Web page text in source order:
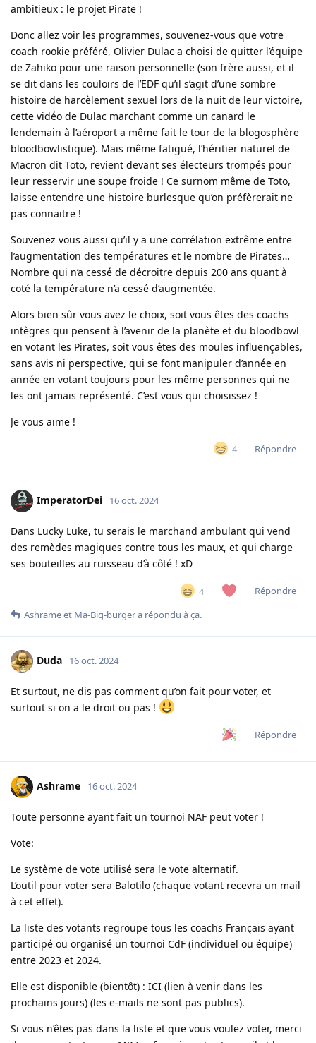
ambitieux : le projet Pirate !
Donc allez voir les programmes, souvenez-vous que votre
coach rookie préféré, Olivier Dulac a choisi de quitter l’équipe
de Zahiko pour une raison personnelle (son frère aussi, et il
se dit dans les couloirs de l’EDF qu’il s’agit d’une sombre
histoire de harcèlement sexuel lors de la nuit de leur victoire,
cette vidéo de Dulac marchant comme un canard le
lendemain à l’aéroport a même fait le tour de la blogosphère
bloodbowlistique). Mais même fatigué, l’héritier naturel de
Macron dit Toto, revient devant ses électeurs trompés pour
leur resservir une soupe froide ! Ce surnom même de Toto,
laisse entendre une histoire burlesque qu’on préfèrerait ne
pas connaitre !
Souvenez vous aussi qu’il y a une corrélation extrême entre
l’augmentation des températures et le nombre de Pirates…
Nombre qui n’a cessé de décroitre depuis 200 ans quant à
coté la température n’a cessé d’augmentée.
Alors bien sûr vous avez le choix, soit vous êtes des coachs
intègres qui pensent à l’avenir de la planète et du bloodbowl
en votant les Pirates, soit vous êtes des moules influençables,
sans avis ni perspective, qui se font manipuler d’année en
année en votant toujours pour les même personnes qui ne
les ont jamais représenté. C’est vous qui choisissez !
Je vous aime !
4 Répondre
ImperatorDei 16 oct. 2024
Dans Lucky Luke, tu serais le marchand ambulant qui vend
des remèdes magiques contre tous les maux, et qui charge
ses bouteilles au ruisseau d’à côté ! xD
4
Répondre
Ashrameet Ma-Big-burgera répondu à ça.
Duda 16 oct. 2024
Et surtout, ne dis pas comment qu’on fait pour voter, et
surtout si on a le droit ou pas !
Répondre
Ashrame 16 oct. 2024
Toute personne ayant fait un tournoi NAF peut voter !
Vote:
Le système de vote utilisé sera le vote alternatif.
L’outil pour voter sera Balotilo (chaque votant recevra un mail
à cet effet).
La liste des votants regroupe tous les coachs Français ayant
participé ou organisé un tournoi CdF (individuel ou équipe)
entre 2023 et 2024.
Elle est disponible (bientôt) : ICI (lien à venir dans les
prochains jours) (les e-mails ne sont pas publics).
Si vous n’êtes pas dans la liste et que vous voulez voter, merci